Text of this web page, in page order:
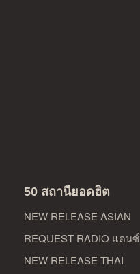
50 สถานียอดฮิต
NEW RELEASE ASIAN
REQUEST RADIO แดนซ์
NEW RELEASE THAI